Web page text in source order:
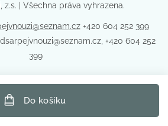
Do košíku
z.s. | Všechna práva vyhrazena.
+420 604 252 399
+420 604 252
399